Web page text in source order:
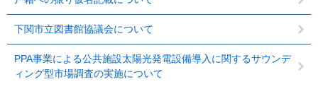
下関市立図書館協議会について
PPA事業による公共施設太陽光発電設備導入に関するサウンデ
ィング型市場調査の実施について